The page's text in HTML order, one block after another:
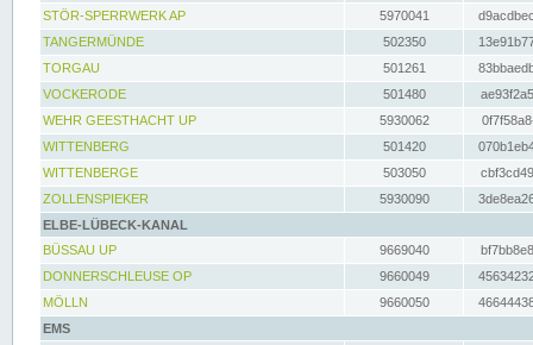
STÖR-SPERRWERK AP 5970041
TANGERMÜNDE
502350
TORGAU
501261
VOCKERODE
501480
WEHR GEESTHACHT UP
5930062
WITTENBERG
501420
WITTENBERGE
503050
ZOLLENSPIEKER
5930090
ELBE-LÜBECK-KANAL
BÜSSAU UP
9669040
DONNERSCHLEUSE OP
9660049
MÖLLN
9660050
EMS